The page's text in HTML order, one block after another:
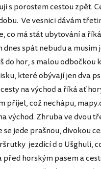
s porostem cestou zpět.
Ve vesnici dávám
co má stát ubytování a
spát nebudu a musím
do hor, s malou odbočkou
které obývají jen dva
na východ a říká ať
přijel, což nechápu,
východ. Zhruba ve dvou
se jede prašnou, divokou
jezdící d o Ušghuli,
horským pasem a